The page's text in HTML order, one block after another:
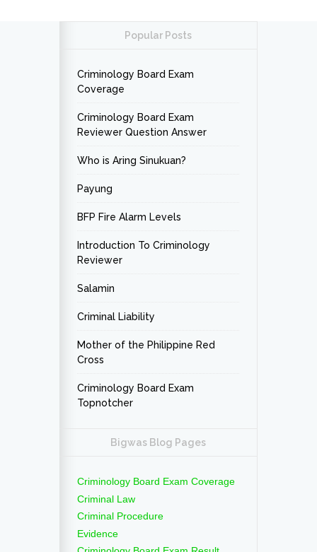
Popular Posts
Criminology Board Exam
Coverage
Criminology Board Exam
Reviewer Question Answer
Who is Aring Sinukuan?
Payung
BFP Fire Alarm Levels
Introduction To Criminology
Reviewer
Salamin
Criminal Liability
Mother of the Philippine Red
Cross
Criminology Board Exam
Topnotcher
Bigwas Blog Pages
Criminology Board Exam Coverage
Criminal Law
Criminal Procedure
Evidence